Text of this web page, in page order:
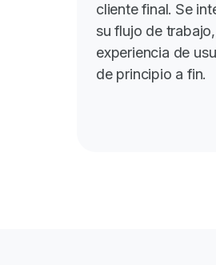
cliente final. Se
su flujo de
experiencia de
de principio a fin.